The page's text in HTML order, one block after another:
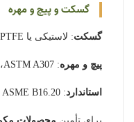
گسکت و پیچ و مهره
گسکت: لاستیکی یا PTFE برای
پیچ و مهره: ASTM A307، گالوانیزه.
استاندارد: ASME B16.20 (گسکت)، ASME B18.2.1 (پیچ).